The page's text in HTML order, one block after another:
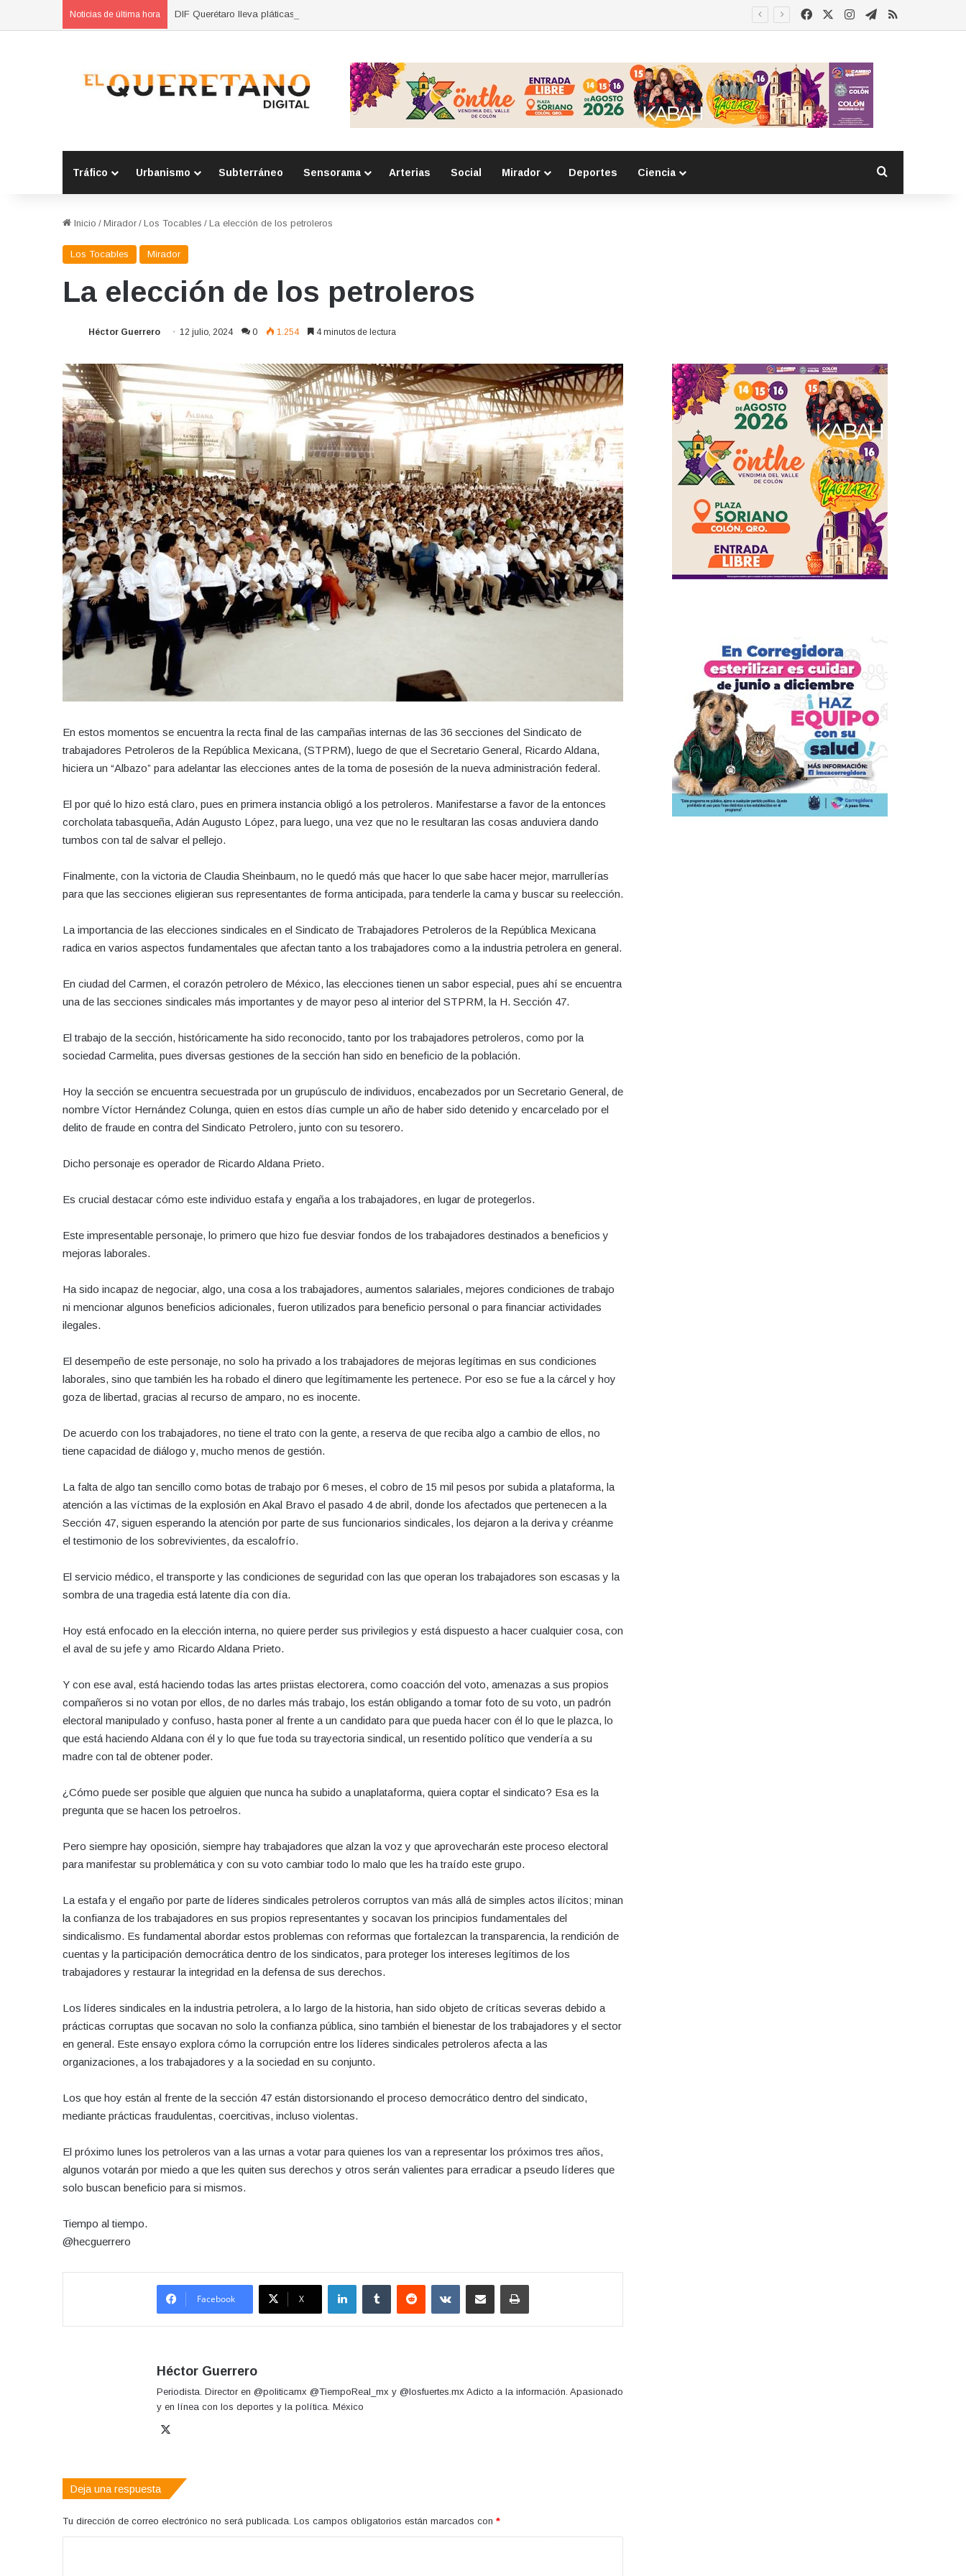
Noticias de última hora DIF Querétaro lleva pláticas sobre respeto a adultos mayores a primarias FacebookInstagram
Telegram
RSS
Tráfico Urbanismo Subterráneo Sensorama Arterias Social Mirador Deportes Ciencia
Inicio / Mirador / Los Tocables / La elección de los petroleros
Los Tocables Mirador
La elección de los petroleros
Héctor Guerrero 12 julio, 2024 0 1.254 4 minutos de lectura
En estos momentos se encuentra la recta final de las campañas internas de las 36 secciones del Sindicato de
trabajadores Petroleros de la República Mexicana, (STPRM), luego de que el Secretario General, Ricardo Aldana,
hiciera un “Albazo” para adelantar las elecciones antes de la toma de posesión de la nueva administración federal.
El por qué lo hizo está claro, pues en primera instancia obligó a los petroleros. Manifestarse a favor de la entonces
corcholata tabasqueña, Adán Augusto López, para luego, una vez que no le resultaran las cosas anduviera dando
tumbos con tal de salvar el pellejo.
Finalmente, con la victoria de Claudia Sheinbaum, no le quedó más que hacer lo que sabe hacer mejor, marrullerías
para que las secciones eligieran sus representantes de forma anticipada, para tenderle la cama y buscar su reelección.
La importancia de las elecciones sindicales en el Sindicato de Trabajadores Petroleros de la República Mexicana
radica en varios aspectos fundamentales que afectan tanto a los trabajadores como a la industria petrolera en general.
En ciudad del Carmen, el corazón petrolero de México, las elecciones tienen un sabor especial, pues ahí se encuentra
una de las secciones sindicales más importantes y de mayor peso al interior del STPRM, la H. Sección 47.
El trabajo de la sección, históricamente ha sido reconocido, tanto por los trabajadores petroleros, como por la
sociedad Carmelita, pues diversas gestiones de la sección han sido en beneficio de la población.
Hoy la sección se encuentra secuestrada por un grupúsculo de individuos, encabezados por un Secretario General, de
nombre Víctor Hernández Colunga, quien en estos días cumple un año de haber sido detenido y encarcelado por el
delito de fraude en contra del Sindicato Petrolero, junto con su tesorero.
Dicho personaje es operador de Ricardo Aldana Prieto.
Es crucial destacar cómo este individuo estafa y engaña a los trabajadores, en lugar de protegerlos.
Este impresentable personaje, lo primero que hizo fue desviar fondos de los trabajadores destinados a beneficios y
mejoras laborales.
Ha sido incapaz de negociar, algo, una cosa a los trabajadores, aumentos salariales, mejores condiciones de trabajo
ni mencionar algunos beneficios adicionales, fueron utilizados para beneficio personal o para financiar actividades
ilegales.
El desempeño de este personaje, no solo ha privado a los trabajadores de mejoras legítimas en sus condiciones
laborales, sino que también les ha robado el dinero que legítimamente les pertenece. Por eso se fue a la cárcel y hoy
goza de libertad, gracias al recurso de amparo, no es inocente.
De acuerdo con los trabajadores, no tiene el trato con la gente, a reserva de que reciba algo a cambio de ellos, no
tiene capacidad de diálogo y, mucho menos de gestión.
La falta de algo tan sencillo como botas de trabajo por 6 meses, el cobro de 15 mil pesos por subida a plataforma, la
atención a las víctimas de la explosión en Akal Bravo el pasado 4 de abril, donde los afectados que pertenecen a la
Sección 47, siguen esperando la atención por parte de sus funcionarios sindicales, los dejaron a la deriva y créanme
el testimonio de los sobrevivientes, da escalofrío.
El servicio médico, el transporte y las condiciones de seguridad con las que operan los trabajadores son escasas y la
sombra de una tragedia está latente día con día.
Hoy está enfocado en la elección interna, no quiere perder sus privilegios y está dispuesto a hacer cualquier cosa, con
el aval de su jefe y amo Ricardo Aldana Prieto.
Y con ese aval, está haciendo todas las artes priistas electorera, como coacción del voto, amenazas a sus propios
compañeros si no votan por ellos, de no darles más trabajo, los están obligando a tomar foto de su voto, un padrón
electoral manipulado y confuso, hasta poner al frente a un candidato para que pueda hacer con él lo que le plazca, lo
que está haciendo Aldana con él y lo que fue toda su trayectoria sindical, un resentido político que vendería a su
madre con tal de obtener poder.
¿Cómo puede ser posible que alguien que nunca ha subido a unaplataforma, quiera coptar el sindicato? Esa es la
pregunta que se hacen los petroelros.
Pero siempre hay oposición, siempre hay trabajadores que alzan la voz y que aprovecharán este proceso electoral
para manifestar su problemática y con su voto cambiar todo lo malo que les ha traído este grupo.
La estafa y el engaño por parte de líderes sindicales petroleros corruptos van más allá de simples actos ilícitos; minan
la confianza de los trabajadores en sus propios representantes y socavan los principios fundamentales del
sindicalismo. Es fundamental abordar estos problemas con reformas que fortalezcan la transparencia, la rendición de
cuentas y la participación democrática dentro de los sindicatos, para proteger los intereses legítimos de los
trabajadores y restaurar la integridad en la defensa de sus derechos.
Los líderes sindicales en la industria petrolera, a lo largo de la historia, han sido objeto de críticas severas debido a
prácticas corruptas que socavan no solo la confianza pública, sino también el bienestar de los trabajadores y el sector
en general. Este ensayo explora cómo la corrupción entre los líderes sindicales petroleros afecta a las
organizaciones, a los trabajadores y a la sociedad en su conjunto.
Los que hoy están al frente de la sección 47 están distorsionando el proceso democrático dentro del sindicato,
mediante prácticas fraudulentas, coercitivas, incluso violentas.
El próximo lunes los petroleros van a las urnas a votar para quienes los van a representar los próximos tres años,
algunos votarán por miedo a que les quiten sus derechos y otros serán valientes para erradicar a pseudo líderes que
solo buscan beneficio para si mismos.
Tiempo al tiempo.
@hecguerrero
Facebook X
LinkedInTumblr Reddit VKontakteCompartir por correo electrónicoImprimir
Héctor Guerrero
Periodista. Director en @politicamx @TiempoReal_mx y @losfuertes.mx Adicto a la información. Apasionado
y en línea con los deportes y la política. México
Deja una respuesta
Tu dirección de correo electrónico no será publicada. Los campos obligatorios están marcados con *